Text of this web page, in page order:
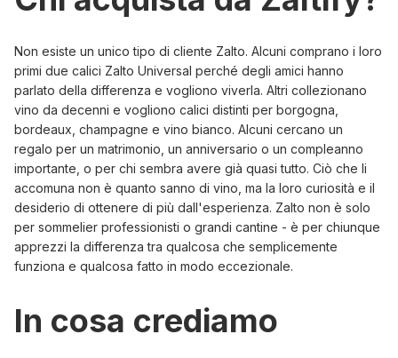
Non esiste un unico tipo di cliente Zalto. Alcuni comprano i loro
primi due calici Zalto Universal perché degli amici hanno
parlato della differenza e vogliono viverla. Altri collezionano
vino da decenni e vogliono calici distinti per borgogna,
bordeaux, champagne e vino bianco. Alcuni cercano un
regalo per un matrimonio, un anniversario o un compleanno
importante, o per chi sembra avere già quasi tutto. Ciò che li
accomuna non è quanto sanno di vino, ma la loro curiosità e il
desiderio di ottenere di più dall'esperienza. Zalto non è solo
per sommelier professionisti o grandi cantine - è per chiunque
apprezzi la differenza tra qualcosa che semplicemente
funziona e qualcosa fatto in modo eccezionale.
In cosa crediamo